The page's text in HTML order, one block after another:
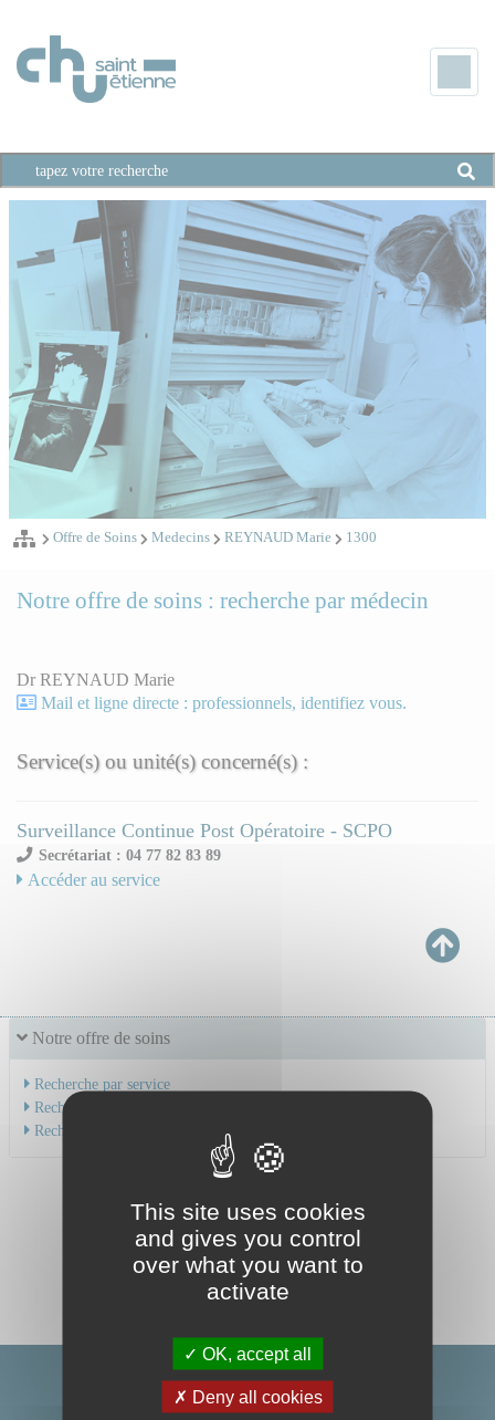
Offre de Soins Medecins REYNAUD Marie 1300
Notre offre de soins
Recherche par service
Recherche par spécialité
Recherche par médecin
Notre offre de soins : recherche par médecin
Dr REYNAUD Marie
Mail et ligne directe : professionnels, identifiez vous.
Service(s) ou unité(s) concerné(s) :
Surveillance Continue Post Opératoire - SCPO
Secrétariat : 04 77 82 83 89
Accéder au service
This site uses cookies
and gives you control
over what you want to
activate
OK, accept all
Deny all cookies